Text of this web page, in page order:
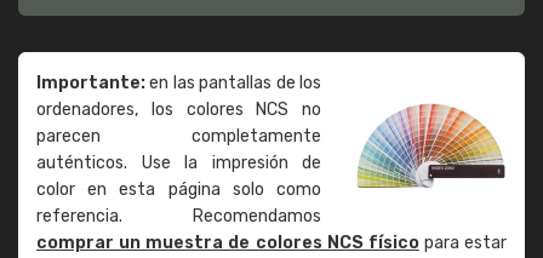
Importante:en las pantallas de los
ordenadores, los colores NCS no
parecen completamente
auténticos. Use la impresión de
color en esta página solo como
referencia. Recomendamos
comprar un muestra de colores NCS físicopara estar